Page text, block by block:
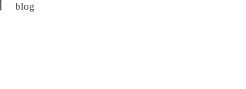
blog